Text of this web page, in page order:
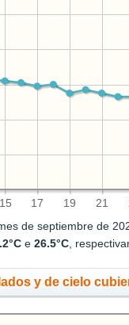
15 17 19 21
de septiembre de
e26.5°C,
y de cielo